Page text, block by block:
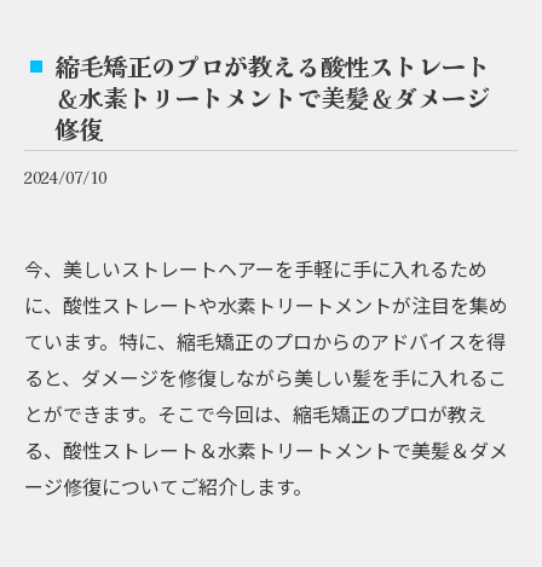
縮毛矯正のプロが教える酸性ストレート
＆水素トリートメントで美髪＆ダメージ
修復
2024/07/10
今、美しいストレートヘアーを手軽に手に入れるため
に、酸性ストレートや水素トリートメントが注目を集め
ています。特に、縮毛矯正のプロからのアドバイスを得
ると、ダメージを修復しながら美しい髪を手に入れるこ
とができます。そこで今回は、縮毛矯正のプロが教え
る、酸性ストレート＆水素トリートメントで美髪＆ダメ
ージ修復についてご紹介します。